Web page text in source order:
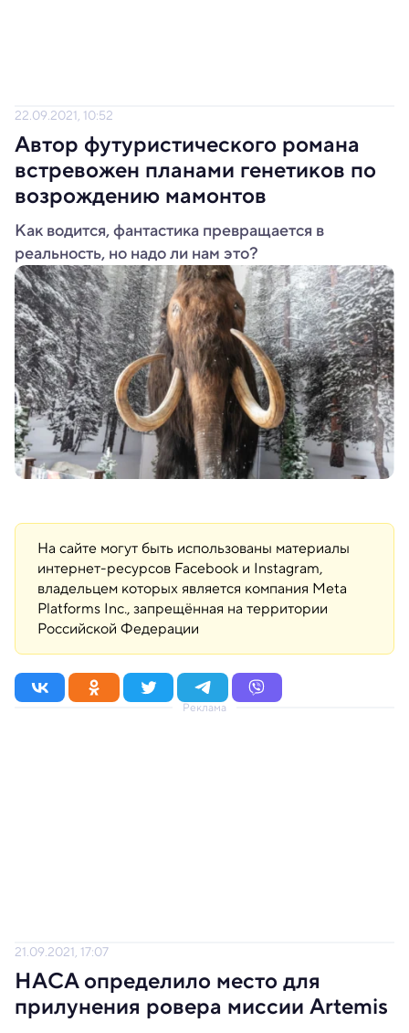
22.09.2021, 10:52
Автор футуристического романа
встревожен планами генетиков по
возрождению мамонтов
Как водится, фантастика превращается в
реальность, но надо ли нам это?
На сайте могут быть использованы материалы
интернет-ресурсов Facebook и Instagram,
владельцем которых является компания Meta
Platforms Inc., запрещённая на территории
Российской Федерации
Реклама
21.09.2021, 17:07
НАСА определило место для
прилунения ровера миссии Artemis